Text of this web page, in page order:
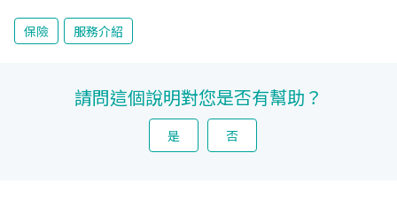
保險 服務介紹
請問這個說明對您是否有幫助？
是 否